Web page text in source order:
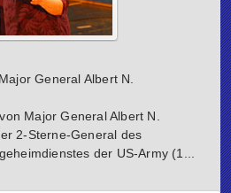
General Albert N.
Major General Albert N.
2-Sterne-General des
der US-Army (1...